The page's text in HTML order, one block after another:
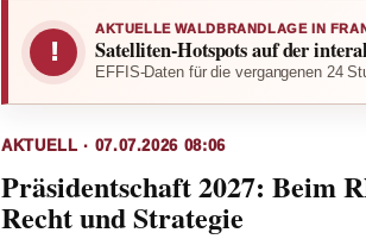
!
AKTUELLE WALDBRANDLAGE IN
Satelliten-Hotspots auf der
EFFIS-Daten für die vergangenen 24
AKTUELL · 07.07.2026 08:06
Präsidentschaft 2027: Beim
Recht und Strategie